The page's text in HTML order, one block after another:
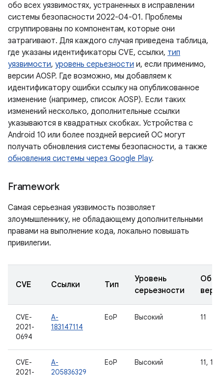
обо всех уязвимостях, устраненных в исправлении
системы безопасности 2022-04-01. Проблемы
сгруппированы по компонентам, которые они
затрагивают. Для каждого случая приведена таблица,
где указаны идентификаторы CVE, ссылки, тип
уязвимости, уровень серьезности и, если применимо,
версии AOSP. Где возможно, мы добавляем к
идентификатору ошибки ссылку на опубликованное
изменение (например, список AOSP). Если таких
изменений несколько, дополнительные ссылки
указываются в квадратных скобках. Устройства с
Android 10 или более поздней версией ОС могут
получать обновления системы безопасности, а также
обновления системы через Google Play.
Framework
Самая серьезная уязвимость позволяет
злоумышленнику, не обладающему дополнительными
правами на выполнение кода, локально повышать
привилегии.
CVE Ссылки Тип
Уровень
серьезности
CVE-
2021-
0694
A-
183147114
EoP Высокий 11
CVE-
2021-
A-
205836329
EoP Высокий 11,